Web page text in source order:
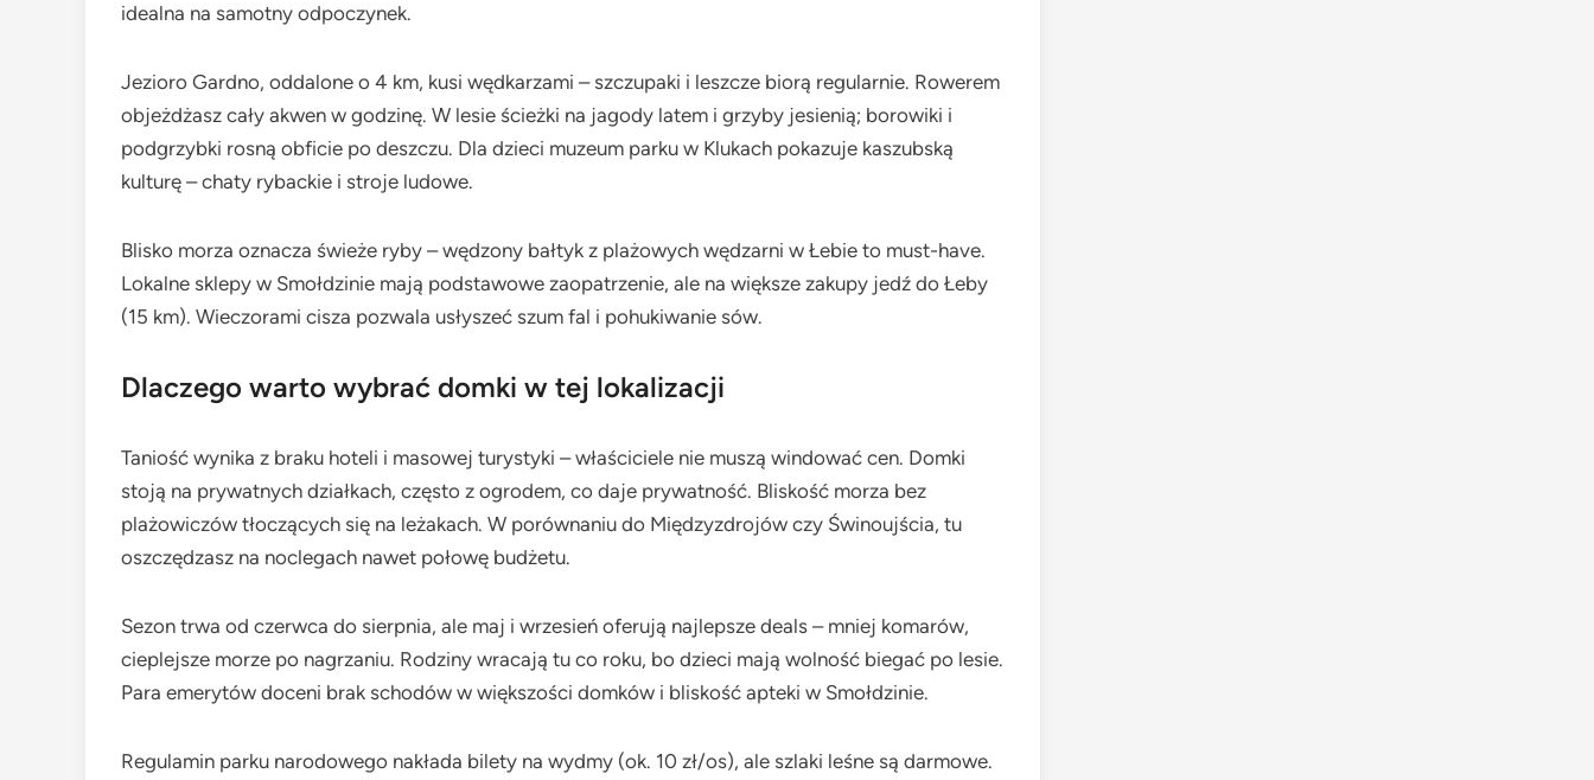
idealna na samotny odpoczynek.
Jezioro Gardno, oddalone o 4 km, kusi wędkarzami – szczupaki i leszcze biorą regularnie. Rowerem
objeżdżasz cały akwen w godzinę. W lesie ścieżki na jagody latem i grzyby jesienią; borowiki i
podgrzybki rosną obficie po deszczu. Dla dzieci muzeum parku w Klukach pokazuje kaszubską
kulturę – chaty rybackie i stroje ludowe.
Blisko morza oznacza świeże ryby – wędzony bałtyk z plażowych wędzarni w Łebie to must-have.
Lokalne sklepy w Smołdzinie mają podstawowe zaopatrzenie, ale na większe zakupy jedź do Łeby
(15 km). Wieczorami cisza pozwala usłyszeć szum fal i pohukiwanie sów.
Dlaczego warto wybrać domki w tej lokalizacji
Taniość wynika z braku hoteli i masowej turystyki – właściciele nie muszą windować cen. Domki
stoją na prywatnych działkach, często z ogrodem, co daje prywatność. Bliskość morza bez
plażowiczów tłoczących się na leżakach. W porównaniu do Międzyzdrojów czy Świnoujścia, tu
oszczędzasz na noclegach nawet połowę budżetu.
Sezon trwa od czerwca do sierpnia, ale maj i wrzesień oferują najlepsze deals – mniej komarów,
cieplejsze morze po nagrzaniu. Rodziny wracają tu co roku, bo dzieci mają wolność biegać po lesie.
Para emerytów doceni brak schodów w większości domków i bliskość apteki w Smołdzinie.
Regulamin parku narodowego nakłada bilety na wydmy (ok. 10 zł/os), ale szlaki leśne są darmowe.